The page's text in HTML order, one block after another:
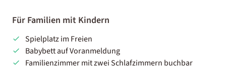
Für Familien mit Kindern
Spielplatz im Freien
Babybett auf Voranmeldung
Familienzimmer mit zwei Schlafzimmern buchbar